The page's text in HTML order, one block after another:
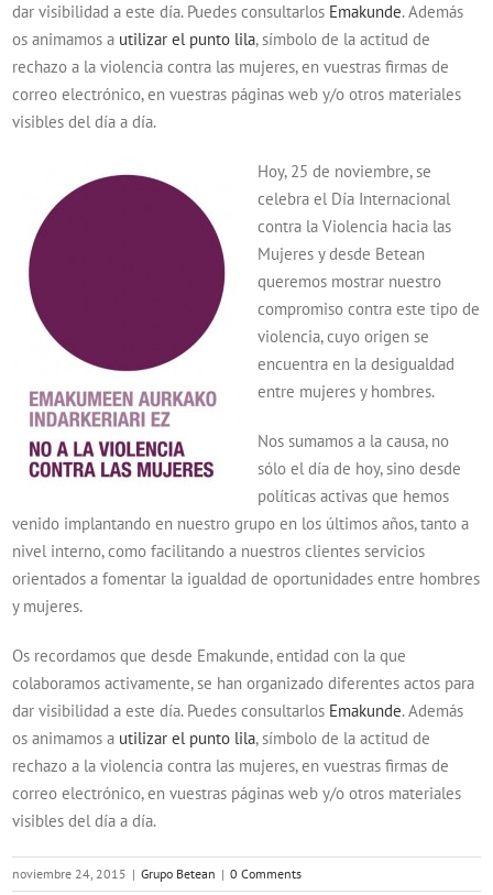
dar visibilidad a este día. Puedes consultarlos Emakunde. Además
os animamos a utilizar el punto lila, símbolo de la actitud de
rechazo a la violencia contra las mujeres, en vuestras firmas de
correo electrónico, en vuestras páginas web y/o otros materiales
visibles del día a día.
Hoy, 25 de noviembre, se
celebra el Día Internacional
contra la Violencia hacia las
Mujeres y desde Betean
queremos mostrar nuestro
compromiso contra este tipo de
violencia, cuyo origen se
encuentra en la desigualdad
entre mujeres y hombres.
Nos sumamos a la causa, no
sólo el día de hoy, sino desde
políticas activas que hemos
venido implantando en nuestro grupo en los últimos años, tanto a
nivel interno, como facilitando a nuestros clientes servicios
orientados a fomentar la igualdad de oportunidades entre hombres
y mujeres.
Os recordamos que desde Emakunde, entidad con la que
colaboramos activamente, se han organizado diferentes actos para
dar visibilidad a este día. Puedes consultarlos Emakunde. Además
os animamos a utilizar el punto lila, símbolo de la actitud de
rechazo a la violencia contra las mujeres, en vuestras firmas de
correo electrónico, en vuestras páginas web y/o otros materiales
visibles del día a día.
noviembre 24, 2015 | Grupo Betean | 0 Comments